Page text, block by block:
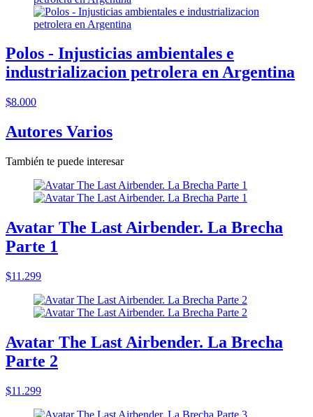
Polos - Injusticias ambientales e
industrializacion petrolera en Argentina
$8.000
Autores Varios
También te puede interesar
Avatar The Last Airbender. La Brecha
Parte 1
$11.299
Avatar The Last Airbender. La Brecha
Parte 2
$11.299